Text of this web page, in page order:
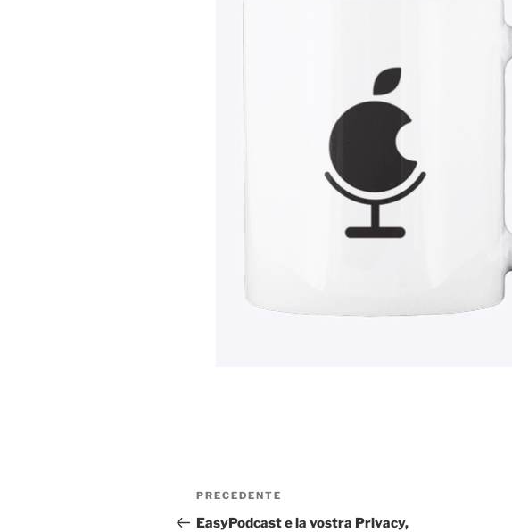
Navigazione
articoli
Articolo
precedente:
PRECEDENTE
EasyPodcast e la vostra Privacy,